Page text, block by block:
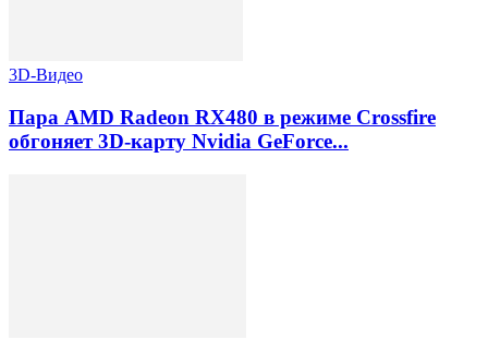
3D-Видео
Пара AMD Radeon RX480 в режиме Crossfire
обгоняет 3D-карту Nvidia GeForce...